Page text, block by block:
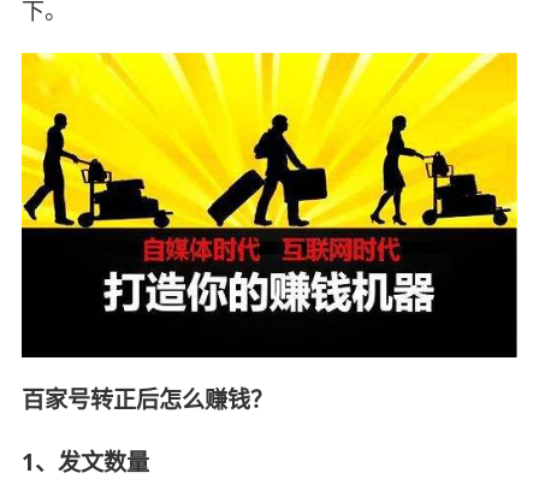
下。
百家号转正后怎么赚钱？
1、发文数量